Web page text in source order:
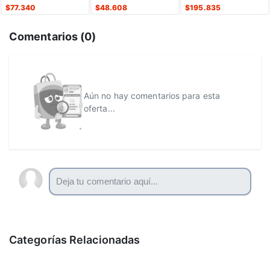
$77.340 $48.608 $195.835
Comentarios (0)
Aún no hay comentarios para esta
oferta...
Categorías Relacionadas